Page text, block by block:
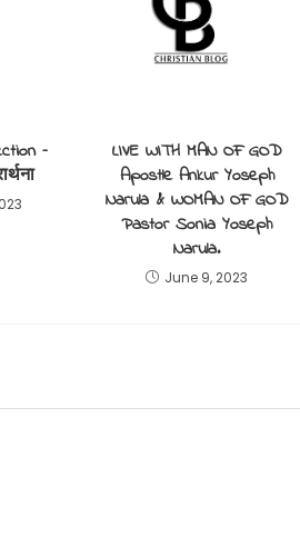
–
LIVE WITH MAN OF GOD
Apostle Ankur Yoseph
Narula & WOMAN OF GOD
Pastor Sonia Yoseph
Narula.
June 9, 2023